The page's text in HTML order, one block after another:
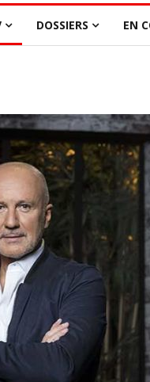
DOSSIERS EN